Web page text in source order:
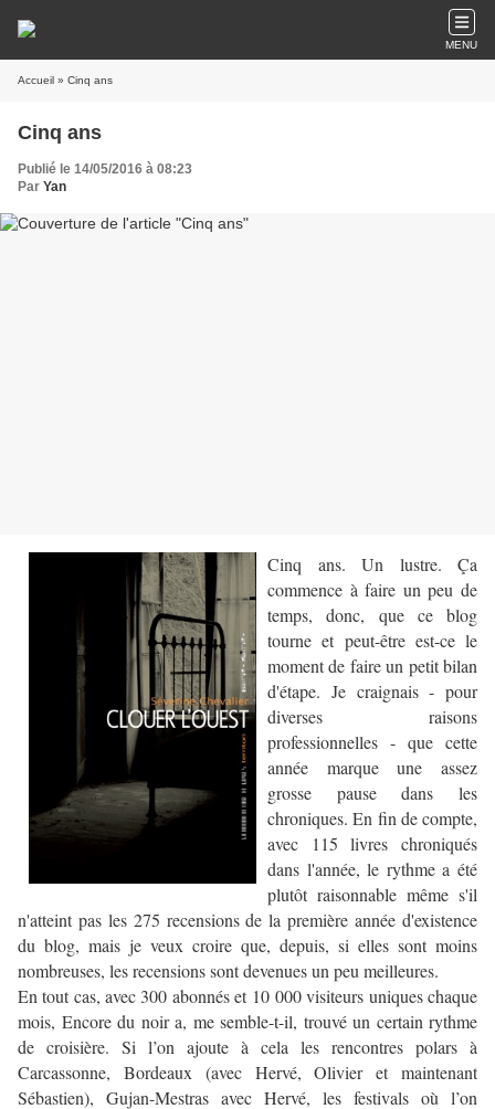
MENU
Accueil » Cinq ans
Cinq ans
Publié le 14/05/2016 à 08:23
Par Yan
Cinq ans. Un lustre. Ça
commence à faire un peu de
temps, donc, que ce blog
tourne et peut-être est-ce le
moment de faire un petit bilan
d'étape. Je craignais - pour
diverses raisons
professionnelles - que cette
année marque une assez
grosse pause dans les
chroniques. En fin de compte,
avec 115 livres chroniqués
dans l'année, le rythme a été
plutôt raisonnable même s'il
n'atteint pas les 275 recensions de la première année d'existence
du blog, mais je veux croire que, depuis, si elles sont moins
nombreuses, les recensions sont devenues un peu meilleures.
En tout cas, avec 300 abonnés et 10 000 visiteurs uniques chaque
mois, Encore du noir a, me semble-t-il, trouvé un certain rythme
de croisière. Si l’on ajoute à cela les rencontres polars à
Carcassonne, Bordeaux (avec Hervé, Olivier et maintenant
Sébastien), Gujan-Mestras avec Hervé, les festivals où l’on